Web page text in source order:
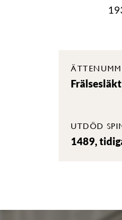
Frälsesläkt
UTDÖD
1489,